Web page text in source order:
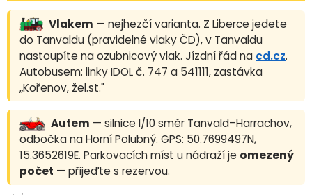
Vlakem — nejhezčí varianta. Z Liberce jedete
do Tanvaldu (pravidelné vlaky ČD), v Tanvaldu
nastoupíte na ozubnicový vlak. Jízdní řád na cd.cz.
Autobusem: linky IDOL č. 747 a 541111, zastávka
„Kořenov, žel.st."
Autem — silnice I/10 směr Tanvald–Harrachov,
odbočka na Horní Polubný. GPS: 50.7699497N,
15.3652619E. Parkovacích míst u nádraží je omezený
počet — přijeďte s rezervou.